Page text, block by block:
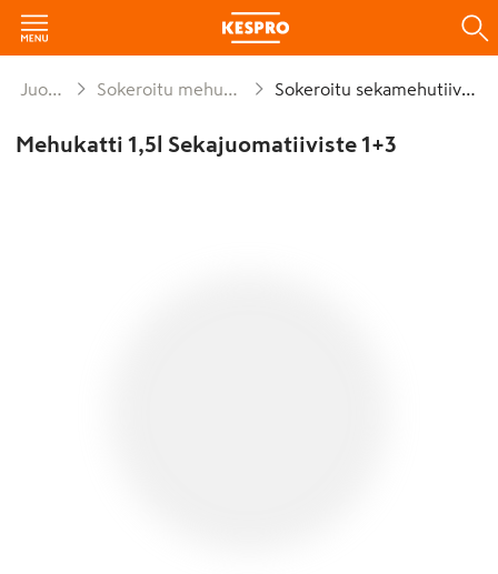
Juomat Sokeroitu mehutiiviste Sokeroitu sekamehutiiviste
Mehukatti 1,5l Sekajuomatiiviste 1+3